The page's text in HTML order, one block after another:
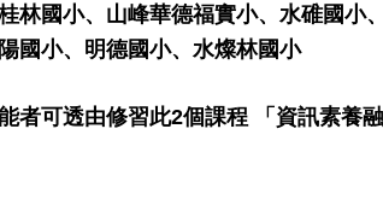
林國小、山峰華德福實小、水碓國
國小、明德國小、水燦林國小
者可透由修習此2個課程 「資訊素養